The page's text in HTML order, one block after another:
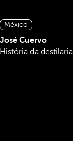
México
José Cuervo
História da